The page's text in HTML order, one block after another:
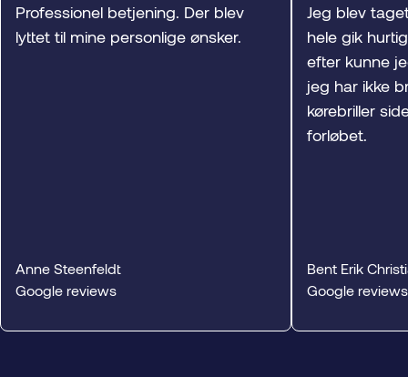
Professionel betjening. Der blev
lyttet til mine personlige ønsker.
Anne Steenfeldt
Google reviews
Jeg blev
hele gik
efter kunne
jeg har ikke
kørebriller
forløbet.
Bent Erik
Google reviews